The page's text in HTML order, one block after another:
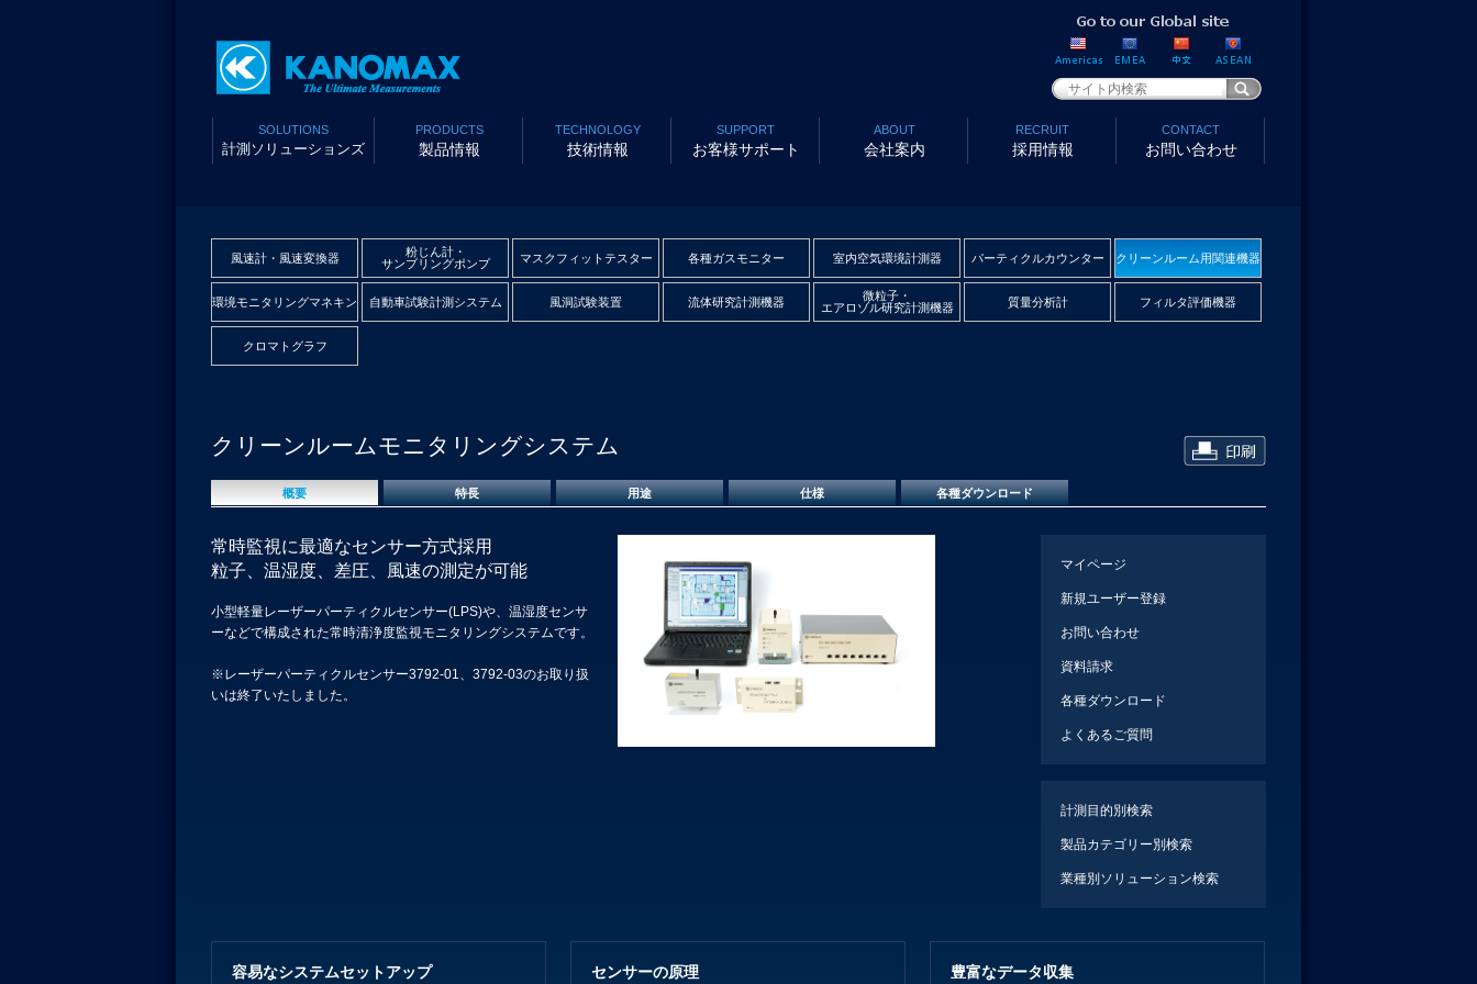
SOLUTIONS
計測ソリューションズ
PRODUCTS
製品情報
TECHNOLOGY
技術情報
SUPPORT
お客様サポート
ABOUT
会社案内
RECRUIT
採用情報
CONTACT
お問い合わせ
風速計・風速変換器
粉じん計・
サンプリングポンプ
マスクフィットテスター 各種ガスモニター 室内空気環境計測器 パーティクルカウンター クリーンルーム用関連機器
環境モニタリングマネキン 自動車試験計測システム 風洞試験装置 流体研究計測機器
微粒子・
エアロゾル研究計測機器
質量分析計 フィルタ評価機器
クロマトグラフ
クリーンルームモニタリングシステム
概要 特長 用途 仕様 各種ダウンロード
マイページ
新規ユーザー登録
お問い合わせ
資料請求
各種ダウンロード
よくあるご質問
計測目的別検索
製品カテゴリー別検索
業種別ソリューション検索
常時監視に最適なセンサー方式採用
粒子、温湿度、差圧、風速の測定が可能
小型軽量レーザーパーティクルセンサー(LPS)や、温湿度センサ
ーなどで構成された常時清浄度監視モニタリングシステムです。
※レーザーパーティクルセンサー3792-01、3792-03のお取り扱
いは終了いたしました。
容易なシステムセットアップ センサーの原理 豊富なデータ収集